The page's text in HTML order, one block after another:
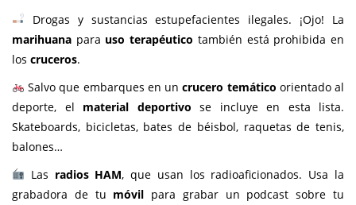
Drogas y sustancias estupefacientes ilegales. ¡Ojo! La
marihuana para uso terapéutico también está prohibida en
los cruceros.
Salvo que embarques en uncrucero temático orientado al
deporte, el material deportivo se incluye en esta lista.
Skateboards, bicicletas, bates de béisbol, raquetas de tenis,
balones…
Las radios HAM, que usan los radioaficionados. Usa la
grabadora de tu móvil para grabar un podcast sobre tu